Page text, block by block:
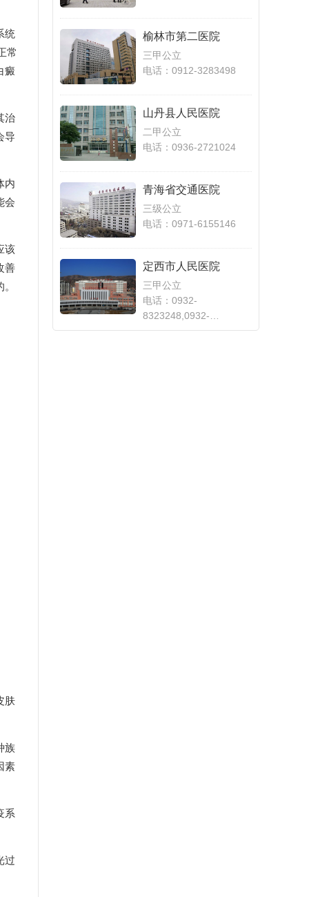
统
常
癜
治
导
内
会
该
善
肤
族
素
系
过
榆林市第二医院
三甲公立
电话：0912-3283498
山丹县人民医院
二甲公立
电话：0936-2721024
青海省交通医院
三级公立
电话：0971-6155146
定西市人民医院
三甲公立
电话：0932-
8323248,0932-
8323083,0932-